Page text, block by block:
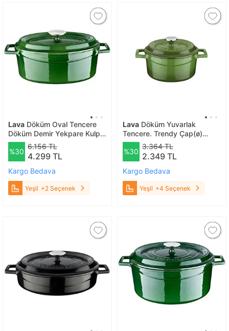
Lava Döküm Oval Tencere
Döküm Demir Yekpare Kulplu
Premium Serisi Ölçü
23x29cm. Yeşil
%30
6.156 TL
4.299 TL
Kargo Bedava
Yeşil +2 Seçenek
Lava Döküm Yuvarlak
Tencere. Trendy Çap(ø)
18cm. Yeşil
%30
3.364 TL
2.349 TL
Kargo Bedava
Yeşil +4 Seçenek